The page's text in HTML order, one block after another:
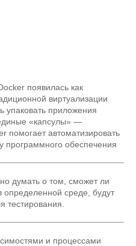
появилась как
виртуализации
упаковать приложения
«капсулы» —
помогает автоматизировать
программного обеспечения
думать о том, сможет ли
среде, будут
тестирования.
и процессами